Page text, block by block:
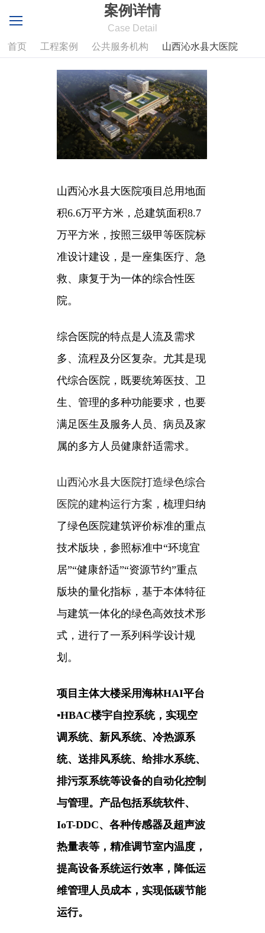
案例详情
Case Detail
首页
工程案例 公共服务机构 山西沁水县大医院
山西沁水县大医院项目总用地面
积6.6万平方米，总建筑面积8.7
万平方米， 按照三级甲等医院标
准设计建设，是一座集医疗、急
救、康复于为一体的综合性医
院。
综合医院的特点是人流及需求
多、流程及分区复杂。尤其是现
代综合医院，既要统筹医技、卫
生、管理的多种功能要求，也要
满足医生及服务人员、病员及家
属的多方人员健康舒适需求。
山西沁水县大医院打造绿色综合
医院的建构运行方案， 梳理归纳
了绿色医院建筑评价标准的重点
技术版块，参照标准中“环境宜
居”“健康舒适”“资源节约”重点
版块的量化指标， 基于本体特征
与建筑一体化的绿色高效技术形
式，进行了一系列科学设计规
划。
项目主体大楼采用海林HAI平台
▪HBAC楼宇自控系统，实现空
调系统、 新风系统、冷热源系
统、送排风系统、给排水系统、
排污泵系统等设备的自动化控制
与管理。产品包括系统软件、
IoT-DDC、各种传感器及超声波
热量表等，精准调节室内温度，
提高设备系统运行效率，降低运
维管理人员成本，实现低碳节能
运行。